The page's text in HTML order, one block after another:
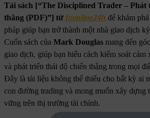
Tải sách [“The Disciplined Trader – Phát
thắng (PDF)”] từ fxonline24h để khám
pháp giúp bạn trở thành một nhà giao dịch
Cuốn sách của Mark Douglas mang đến
giao dịch, giúp bạn hiểu cách kiểm soát
và phát triển thái độ chiến thắng trong mọi
Đây là tài liệu không thể thiếu cho bất kỳ ai
con đường trading và mong muốn xây dựng
vững trên thị trường tài chính.